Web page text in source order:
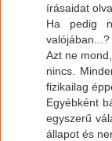
írásaidat
Ha pedig
valójában...?
Azt ne
nincs.
fizikailag
Egyébként
egyszerű
állapot és